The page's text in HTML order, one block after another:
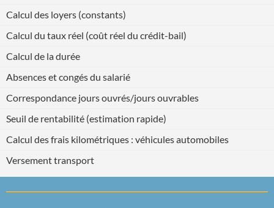
Calcul des loyers (constants)
Calcul du taux réel (coût réel du crédit-bail)
Calcul de la durée
Absences et congés du salarié
Correspondance jours ouvrés/jours ouvrables
Seuil de rentabilité (estimation rapide)
Calcul des frais kilométriques : véhicules automobiles
Versement transport